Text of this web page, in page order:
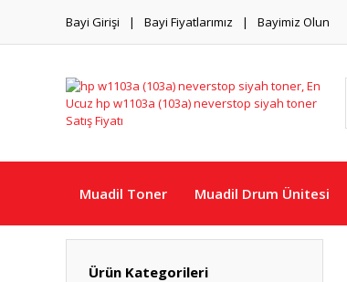
Bayi Girişi Bayi Fiyatlarımız Bayimiz Olun
Muadil Toner Muadil Drum Ünitesi
Ürün Kategorileri